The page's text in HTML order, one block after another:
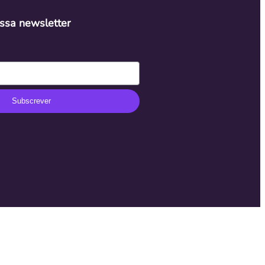
newsletter
Subscrever